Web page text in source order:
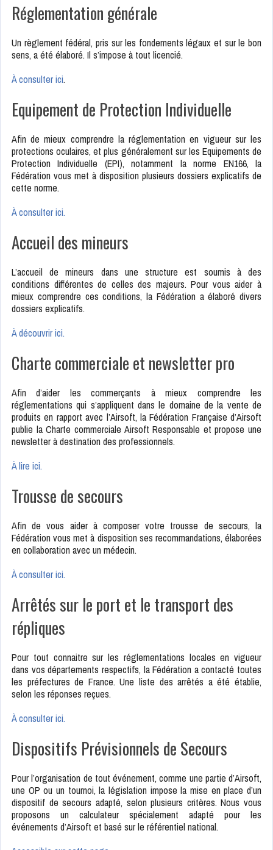
Réglementation générale
Un règlement fédéral, pris sur les fondements légaux et sur le bon
sens, a été élaboré. Il s’impose à tout licencié.
À consulter ici.
Equipement de Protection Individuelle
Afin de mieux comprendre la réglementation en vigueur sur les
protections oculaires, et plus généralement sur les Equipements de
Protection Individuelle (EPI), notamment la norme EN166, la
Fédération vous met à disposition plusieurs dossiers explicatifs de
cette norme.
À consulter ici.
Accueil des mineurs
L’accueil de mineurs dans une structure est soumis à des
conditions différentes de celles des majeurs. Pour vous aider à
mieux comprendre ces conditions, la Fédération a élaboré divers
dossiers explicatifs.
À découvrir ici.
Charte commerciale et newsletter pro
Afin d’aider les commerçants à mieux comprendre les
réglementations qui s’appliquent dans le domaine de la vente de
produits en rapport avec l’Airsoft, la Fédération Française d’Airsoft
publie la Charte commerciale Airsoft Responsable et propose une
newsletter à destination des professionnels.
À lire ici.
Trousse de secours
Afin de vous aider à composer votre trousse de secours, la
Fédération vous met à disposition ses recommandations, élaborées
en collaboration avec un médecin.
À consulter ici.
Arrêtés sur le port et le transport des
répliques
Pour tout connaitre sur les réglementations locales en vigueur
dans vos départements respectifs, la Fédération a contacté toutes
les préfectures de France. Une liste des arrêtés a été établie,
selon les réponses reçues.
À consulter ici.
Dispositifs Prévisionnels de Secours
Pour l’organisation de tout événement, comme une partie d’Airsoft,
une OP ou un tournoi, la législation impose la mise en place d’un
dispositif de secours adapté, selon plusieurs critères. Nous vous
proposons un calculateur spécialement adapté pour les
événements d’Airsoft et basé sur le référentiel national.